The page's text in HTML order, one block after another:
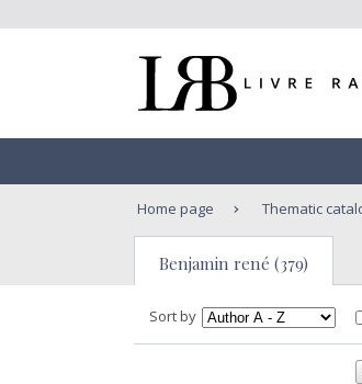
Home page Thematic
Benjamin rené (379)
Sort by